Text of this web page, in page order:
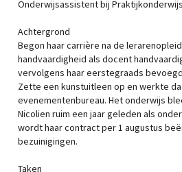
Onderwijsassistent bij
Achtergrond
Begon haar carrière na de
handvaardigheid als docent
vervolgens haar eerstegraads
Zette een kunstuitleen op en werkte
evenementenbureau. Het onderwijs
Nicolien ruim een jaar geleden als
wordt haar contract per 1 augustus
bezuinigingen.
Taken